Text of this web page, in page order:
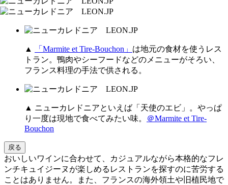
▲ 「Marmite et Tire-Bouchon」 は地元の食材を使うレス
トラン。鴨肉やシーフードなどのメニューがそろい、
フランス料理の手法で供される。
▲ ニューカレドニアといえば「天使のエビ」。やっぱ
り一度は現地で食べてみたい味。
＠Marmite et Tire-
Bouchon
戻る
おいしいワインに合わせて、カジュアルながら本格的なフレ
ンチキュイジーヌが楽しめるレストランを探すのに苦労する
ことはありません。また、フランスの海外領土や旧植民地で